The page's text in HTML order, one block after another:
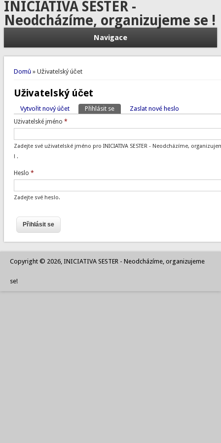
INICIATIVA SESTER -
Neodcházíme, organizujeme se !
Navigace
Jste zde
Domů» Uživatelský účet
Uživatelský účet
Hlavní záložky
Vytvořit nový účet Přihlásit se(aktivní záložka)
Zaslat nové heslo
Uživatelské jméno *
Zadejte své uživatelské jméno pro INICIATIVA SESTER - Neodcházíme,
! .
Heslo *
Zadejte své heslo.
Copyright © 2026, INICIATIVA SESTER - Neodcházíme, organizujeme
se!